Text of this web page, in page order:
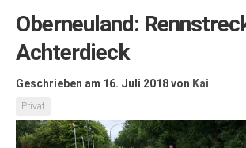
Oberneuland:
Achterdieck
Geschrieben am 16. Juli 2018von Kai
Privat